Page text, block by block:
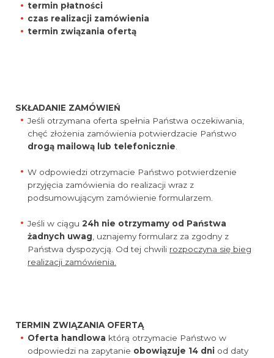
termin płatności
czas realizacji zamówienia
termin związania ofertą
SKŁADANIE ZAMÓWIEŃ
Jeśli otrzymana oferta spełnia Państwa oczekiwania,
chęć złożenia zamówienia potwierdzacie Państwo
drogą mailową lub telefonicznie
W odpowiedzi otrzymacie Państwo potwierdzenie
przyjęcia zamówienia do realizacji wraz z
podsumowującym zamówienie formularzem.
Jeśli w ciągu 24h nie otrzymamy od Państwa
żadnych uwag , uznajemy formularz za zgodny z
Państwa dyspozycją. Od tej chwili rozpoczyna się bieg
realizacji zamówienia.
TERMIN ZWIĄZANIA OFERTĄ
Oferta handlowa którą otrzymacie Państwo w
odpowiedzi na zapytanie obowiązuje 14 dni od daty